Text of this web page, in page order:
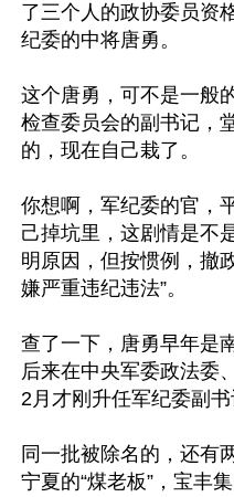
了三个人的政协委员资
纪委的中将唐勇。
这个唐勇，可不是一般
检查委员会的副书记，
的，现在自己栽了。
你想啊，军纪委的官，
己掉坑里，这剧情是不
明原因，但按惯例，撤
嫌严重违纪违法”。
查了一下，唐勇早年是
后来在中央军委政法委
2月才刚升任军纪委副书
同一批被除名的，还有
宁夏的“煤老板”，宝丰